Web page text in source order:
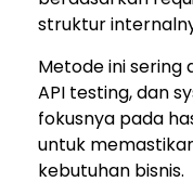
struktur
Metode ini sering
API testing, dan
fokusnya pada
untuk
kebutuhan bisnis.